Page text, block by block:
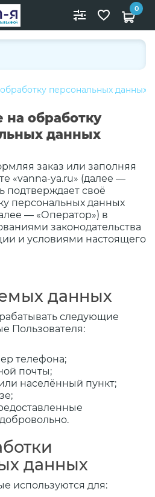
0
персональных данных
на обработку
данных
заказ или заполняя
«vanna-ya.ru» (далее —
подтверждает своё
персональных данных
— «Оператор») в
законодательства
и условиями настоящего
данных
следующие
Пользователя:
телефона;
почты;
населённый пункт;
данных
используются для: